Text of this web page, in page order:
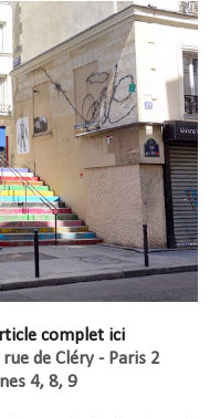
complet ici
de Cléry - Paris 2
4, 8, 9